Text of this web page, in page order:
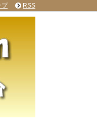
プ RSS